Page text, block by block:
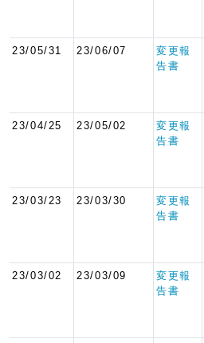
23/05/31 23/06/07
変更報
告書
23/04/25 23/05/02
変更報
告書
23/03/23 23/03/30
変更報
告書
23/03/02 23/03/09
変更報
告書